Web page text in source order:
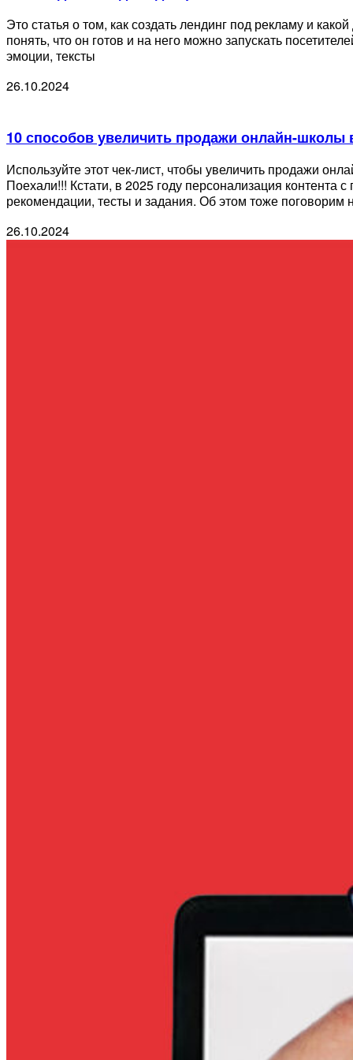
Это статья о том, как создать лендинг под рекламу и
понять, что он готов и на него можно запускать
эмоции, тексты
26.10.2024
10 способов увеличить продажи онлайн-школы
Используйте этот чек-лист, чтобы увеличить продажи
Поехали!!! Кстати, в 2025 году персонализация
рекомендации, тесты и задания. Об этом тоже
26.10.2024